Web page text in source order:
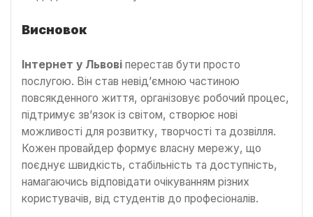
Висновок
Інтернет у Львові перестав бути просто
послугою. Він став невід’ємною частиною
повсякденного життя, організовує робочий процес,
підтримує зв’язок із світом, створює нові
можливості для розвитку, творчості та дозвілля.
Кожен провайдер формує власну мережу, що
поєднує швидкість, стабільність та доступність,
намагаючись відповідати очікуванням різних
користувачів, від студентів до професіоналів.